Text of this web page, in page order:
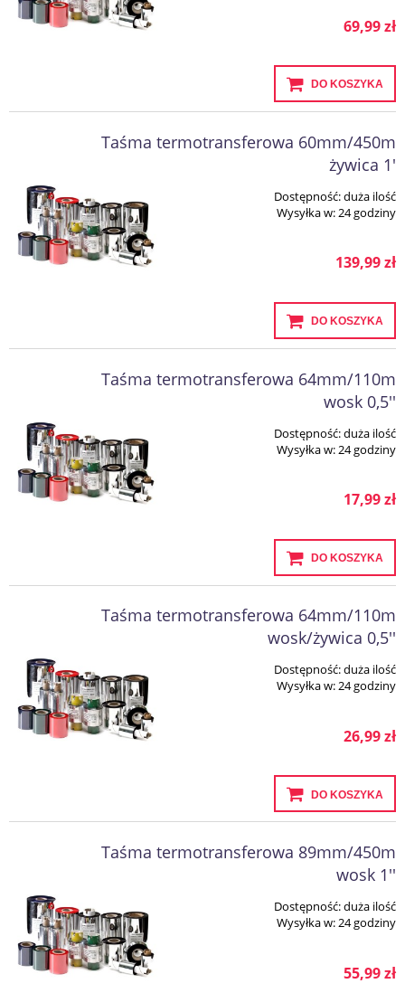
69,99 zł
DO KOSZYKA
Taśma termotransferowa 60mm/450m
żywica 1'
Dostępność:duża ilość
Wysyłka w:24 godziny
139,99 zł
DO KOSZYKA
Taśma termotransferowa 64mm/110m
wosk 0,5''
Dostępność:duża ilość
Wysyłka w:24 godziny
17,99 zł
DO KOSZYKA
Taśma termotransferowa 64mm/110m
wosk/żywica 0,5''
Dostępność:duża ilość
Wysyłka w:24 godziny
26,99 zł
DO KOSZYKA
Taśma termotransferowa 89mm/450m
wosk 1''
Dostępność:duża ilość
Wysyłka w:24 godziny
55,99 zł